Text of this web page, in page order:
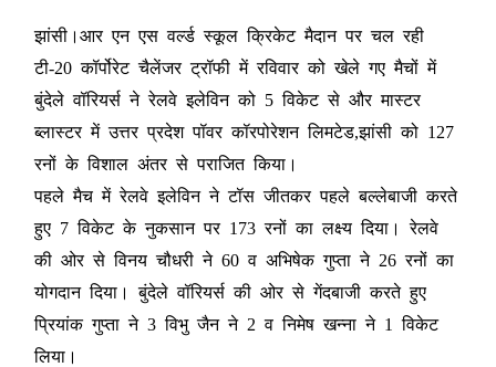
झांसी।आर एन एस वर्ल्ड स्कूल क्रिकेट मैदान पर चल रही
टी-20 कॉर्पोरेट चैलेंजर ट्रॉफी में रविवार को खेले गए मैचों में
बुंदेले वॉरियर्स ने रेलवे इलेविन को 5 विकेट से और मास्टर
ब्लास्टर में उत्तर प्रदेश पॉवर कॉरपोरेशन लिमटेड,झांसी को 127
रनों के विशाल अंतर से पराजित किया।
पहले मैच में रेलवे इलेविन ने टॉस जीतकर पहले बल्लेबाजी करते
हुए 7 विकेट के नुकसान पर 173 रनों का लक्ष्य दिया। रेलवे
की ओर से विनय चौधरी ने 60 व अभिषेक गुप्ता ने 26 रनों का
योगदान दिया। बुंदेले वॉरियर्स की ओर से गेंदबाजी करते हुए
प्रियांक गुप्ता ने 3 विभु जैन ने 2 व निमेष खन्ना ने 1 विकेट
लिया।